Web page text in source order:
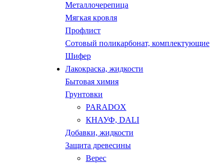
Металлочерепица
Мягкая кровля
Профлист
Сотовый поликарбонат, комплектующие
Шифер
Лакокраска, жидкости
Бытовая химия
Грунтовки
PARADOX
КНАУФ, DALI
Добавки, жидкости
Защита древесины
Верес